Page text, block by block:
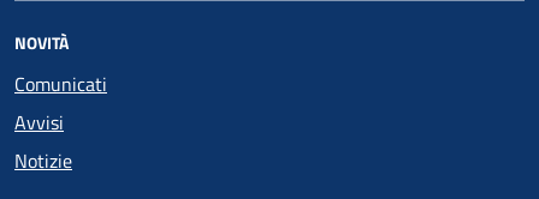
NOVITÀ
Comunicati
Avvisi
Notizie